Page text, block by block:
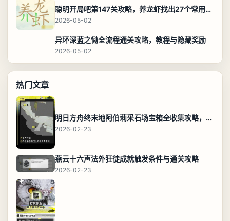
聪明开局吧第147关攻略，养龙虾找出27个常用字通关答案
2026-05-02
异环深蓝之恸全流程通关攻略，教程与隐藏奖励
2026-05-02
热门文章
明日方舟终末地阿伯莉采石场宝箱全收集攻略，全点位分布图与路线
2026-02-23
燕云十六声法外狂徒成就触发条件与通关攻略
2026-02-23